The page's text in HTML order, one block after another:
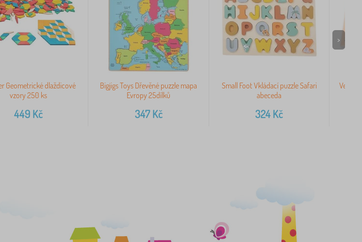
Geometrické dlaždicové
vzory 250 ks
449 Kč
Bigjigs Toys Dřevěné puzzle mapa
Evropy 25dílků
347Kč
Small Foot Vkládací puzzle Safari
abeceda
324Kč
Velká
>